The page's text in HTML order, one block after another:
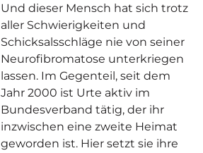
Und dieser Mensch hat sich trotz
aller Schwierigkeiten und
Schicksalsschläge nie von seiner
Neurofibromatose unterkriegen
lassen. Im Gegenteil, seit dem
Jahr 2000 ist Urte aktiv im
Bundesverband tätig, der ihr
inzwischen eine zweite Heimat
geworden ist. Hier setzt sie ihre